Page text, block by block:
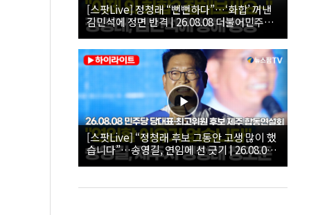
[스팟Live] 정청래 “뻔뻔하다”…‘화합’ 꺼낸
김민석에 정면 반격 | 26.08.08 더불어민주당
당대표·최고위원 후보 제주 합동연설회
[스팟Live] “정청래 후보 그동안 고생 많이 했
습니다”…송영길, 연임에 선 긋기 | 26.08.08
더불어민주당 당대표·최고위원 후보 제주 합